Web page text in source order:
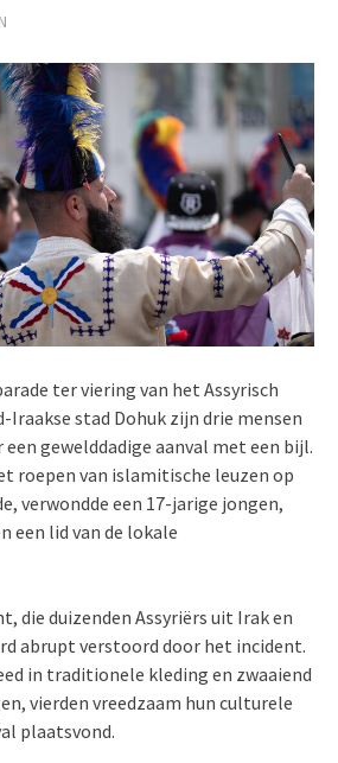
ter viering van het Assyrisch
Iraakse stad Dohuk zijn drie mensen
gewelddadige aanval met een bijl.
roepen van islamitische leuzen op
verwondde een 17-jarige jongen,
een lid van de lokale
die duizenden Assyriërs uit Irak en
abrupt verstoord door het incident.
in traditionele kleding en zwaaiend
vierden vreedzaam hun culturele
plaatsvond.